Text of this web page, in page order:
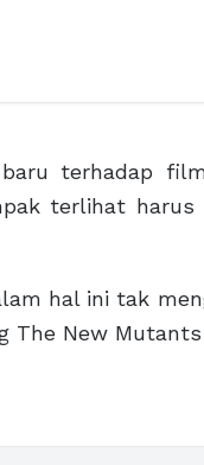
terhadap
terlihat
hal ini tak
The New